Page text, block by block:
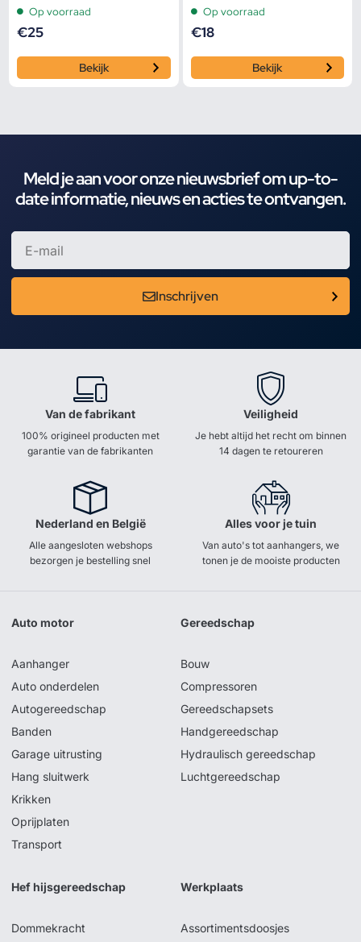
Op voorraad
€25
Bekijk
Op voorraad
€18
Bekijk
Meld je aan voor onze nieuwsbrief om up-to-
date informatie, nieuws en acties te ontvangen.
Inschrijven
Van de fabrikant
100% origineel producten met
garantie van de fabrikanten
Veiligheid
Je hebt altijd het recht om binnen
14 dagen te retoureren
Nederland en België
Alle aangesloten webshops
bezorgen je bestelling snel
Alles voor je tuin
Van auto's tot aanhangers, we
tonen je de mooiste producten
Auto motor
Aanhanger
Auto onderdelen
Autogereedschap
Banden
Garage uitrusting
Hang sluitwerk
Krikken
Oprijplaten
Transport
Gereedschap
Bouw
Compressoren
Gereedschapsets
Handgereedschap
Hydraulisch gereedschap
Luchtgereedschap
Hef hijsgereedschap
Dommekracht
Werkplaats
Assortimentsdoosjes